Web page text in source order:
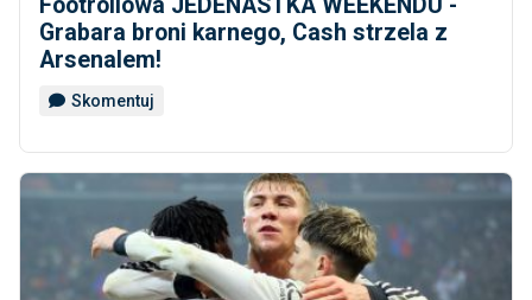
Grabara broni karnego, Cash strzela z
Arsenalem!
Skomentuj